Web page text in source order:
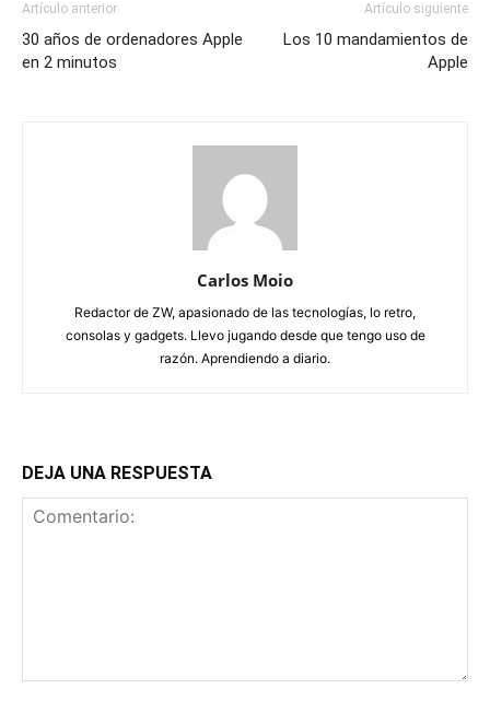
Artículo anterior
30 años de ordenadores Apple
en 2 minutos
Artículo siguiente
Los 10 mandamientos de
Apple
Carlos Moio
Redactor de ZW, apasionado de las tecnologías, lo retro,
consolas y gadgets. Llevo jugando desde que tengo uso de
razón. Aprendiendo a diario.
DEJA UNA RESPUESTA